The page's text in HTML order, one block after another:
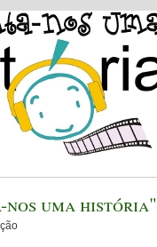
uma história"